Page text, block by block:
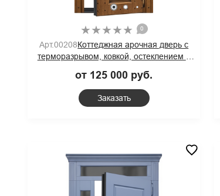
0
Арт.00208Коттеджная арочная дверь с
терморазрывом, ковкой, остеклением и
патиной
от 125 000 руб.
Заказать